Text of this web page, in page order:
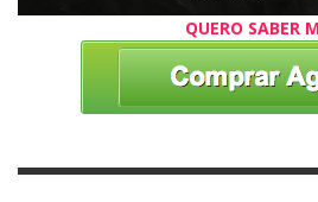
QUERO SABER